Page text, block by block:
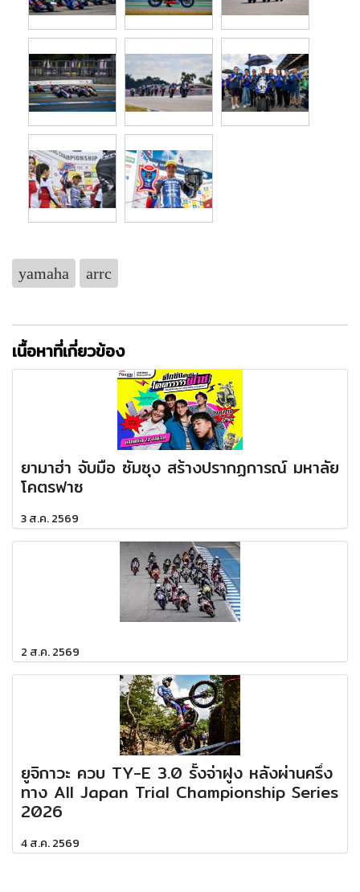
yamaha arrc
เนื้อหาที่เกี่ยวข้อง
ยามาฮ่า จับมือ ซัมซุง สร้างปรากฏการณ์ มหาลัย
โคตรฟาซ
3 ส.ค. 2569
2 ส.ค. 2569
ยูจิกาวะ ควบ TY-E 3.0 รั้งจ่าฝูง หลังผ่านครึ่ง
ทาง All Japan Trial Championship Series
2026
4 ส.ค. 2569